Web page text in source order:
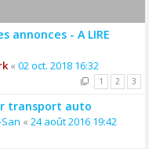
- A LIRE
« 02 oct. 2018 16:32
1 2 3
transport auto
« 24 août 2016 19:42